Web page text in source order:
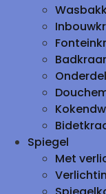
Spiegel
Met